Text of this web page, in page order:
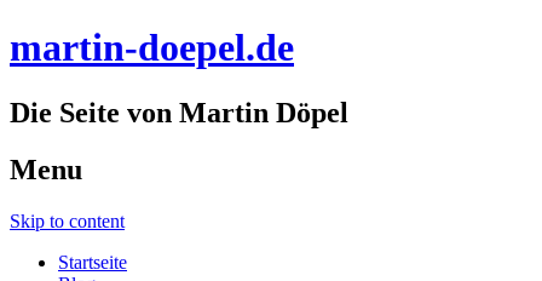
martin-doepel.de
Die Seite von Martin Döpel
Menu
Skip to content
Startseite